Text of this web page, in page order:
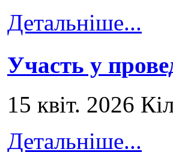
Детальніше...
Участь у
15 квіт. 2026
Детальніше...